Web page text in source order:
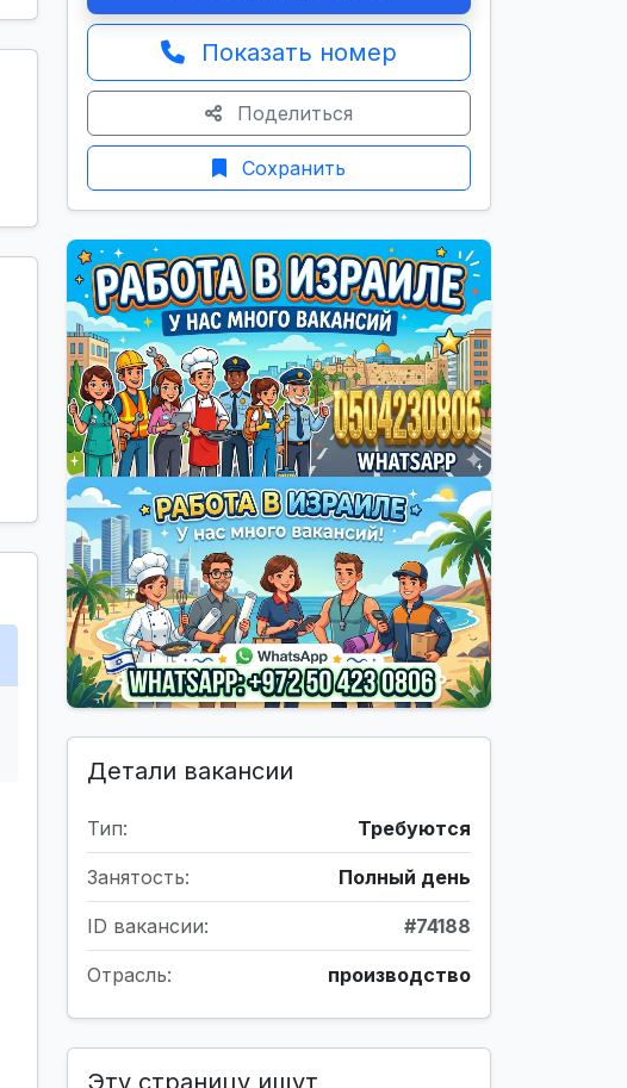
Показать номер
Поделиться
Сохранить
Детали вакансии
Тип: Требуются
Занятость: Полный день
ID вакансии: #74188
Отрасль: производство
Эту страницу ищут